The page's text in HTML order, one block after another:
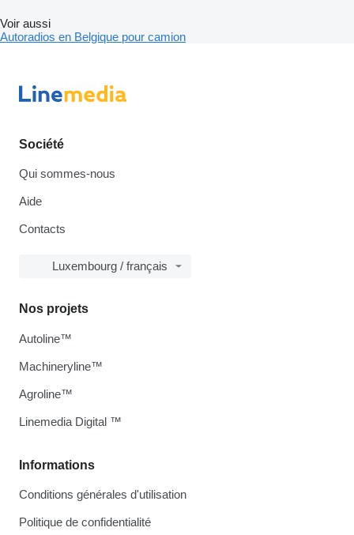
Voir aussi
Autoradios en Belgique pour camion
Société
Qui sommes-nous
Aide
Contacts
Luxembourg / français
Informations
Conditions générales d'utilisation
Politique de confidentialité
Nos projets
Autoline™
Machineryline™
Agroline™
Linemedia Digital ™